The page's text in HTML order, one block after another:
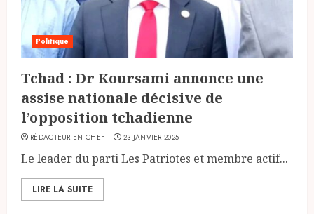
Politique
Tchad : Dr Koursami annonce une
assise nationale décisive de
l’opposition tchadienne
RÉDACTEUR EN CHEF 23 JANVIER 2025
Le leader du parti Les Patriotes et membre actif...
LIRE LA SUITE